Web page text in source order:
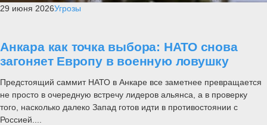
29 июня 2026Угрозы
Анкара как точка выбора: НАТО снова
загоняет Европу в военную ловушку
Предстоящий саммит НАТО в Анкаре все заметнее превращается
не просто в очередную встречу лидеров альянса, а в проверку
того, насколько далеко Запад готов идти в противостоянии с
Россией....